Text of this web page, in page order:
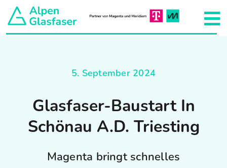
Zum
Inhalt
Hausanschluss
Projekte
5. September 2024
Glasfaser-Baustart In
Schönau A.d. Triesting
Magenta bringt schnelles